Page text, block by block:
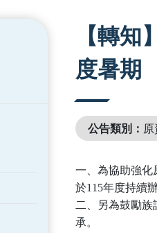
【轉
度暑期
公告類別：
一、為協助強化
於115年度持續
二、另為鼓勵
承。